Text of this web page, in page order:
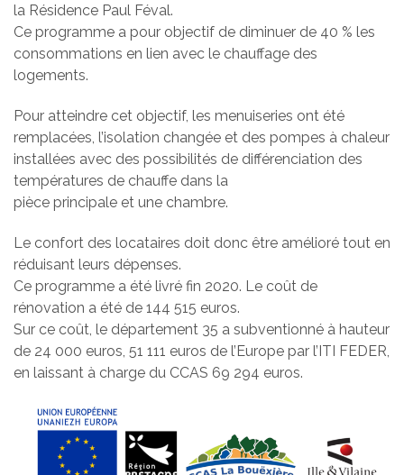
la Résidence Paul Féval.
Ce programme a pour objectif de diminuer de 40 % les
consommations en lien avec le chauffage des
logements.
Pour atteindre cet objectif, les menuiseries ont été
remplacées, l’isolation changée et des pompes à chaleur
installées avec des possibilités de différenciation des
températures de chauffe dans la
pièce principale et une chambre.
Le confort des locataires doit donc être amélioré tout en
réduisant leurs dépenses.
Ce programme a été livré fin 2020. Le coût de
rénovation a été de 144 515 euros.
Sur ce coût, le département 35 a subventionné à hauteur
de 24 000 euros, 51 111 euros de l’Europe par l’ITI FEDER,
en laissant à charge du CCAS 69 294 euros.